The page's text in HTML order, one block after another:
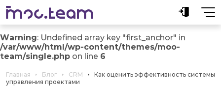
Warning: Undefined array key "first_anchor" in
/var/www/html/wp-content/themes/moo-
team/single.php on line 6
Главная Блог CRM
Как оценить эффективность системы
управления проектами